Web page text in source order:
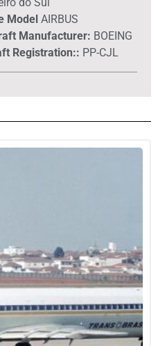
Model AIRBUS
Manufacturer: BOEING
Registration:: PP-CJL